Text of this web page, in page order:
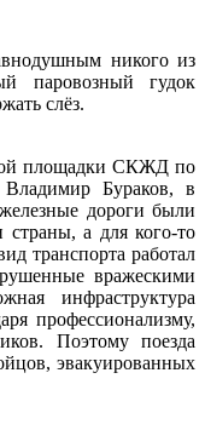
никого из
паровозный гудок
слёз.
площадки СКЖД по
Владимир Бураков, в
дороги были
а для кого-то
транспорта работал
вражескими
инфраструктура
профессионализму,
Поэтому поезда
эвакуированных